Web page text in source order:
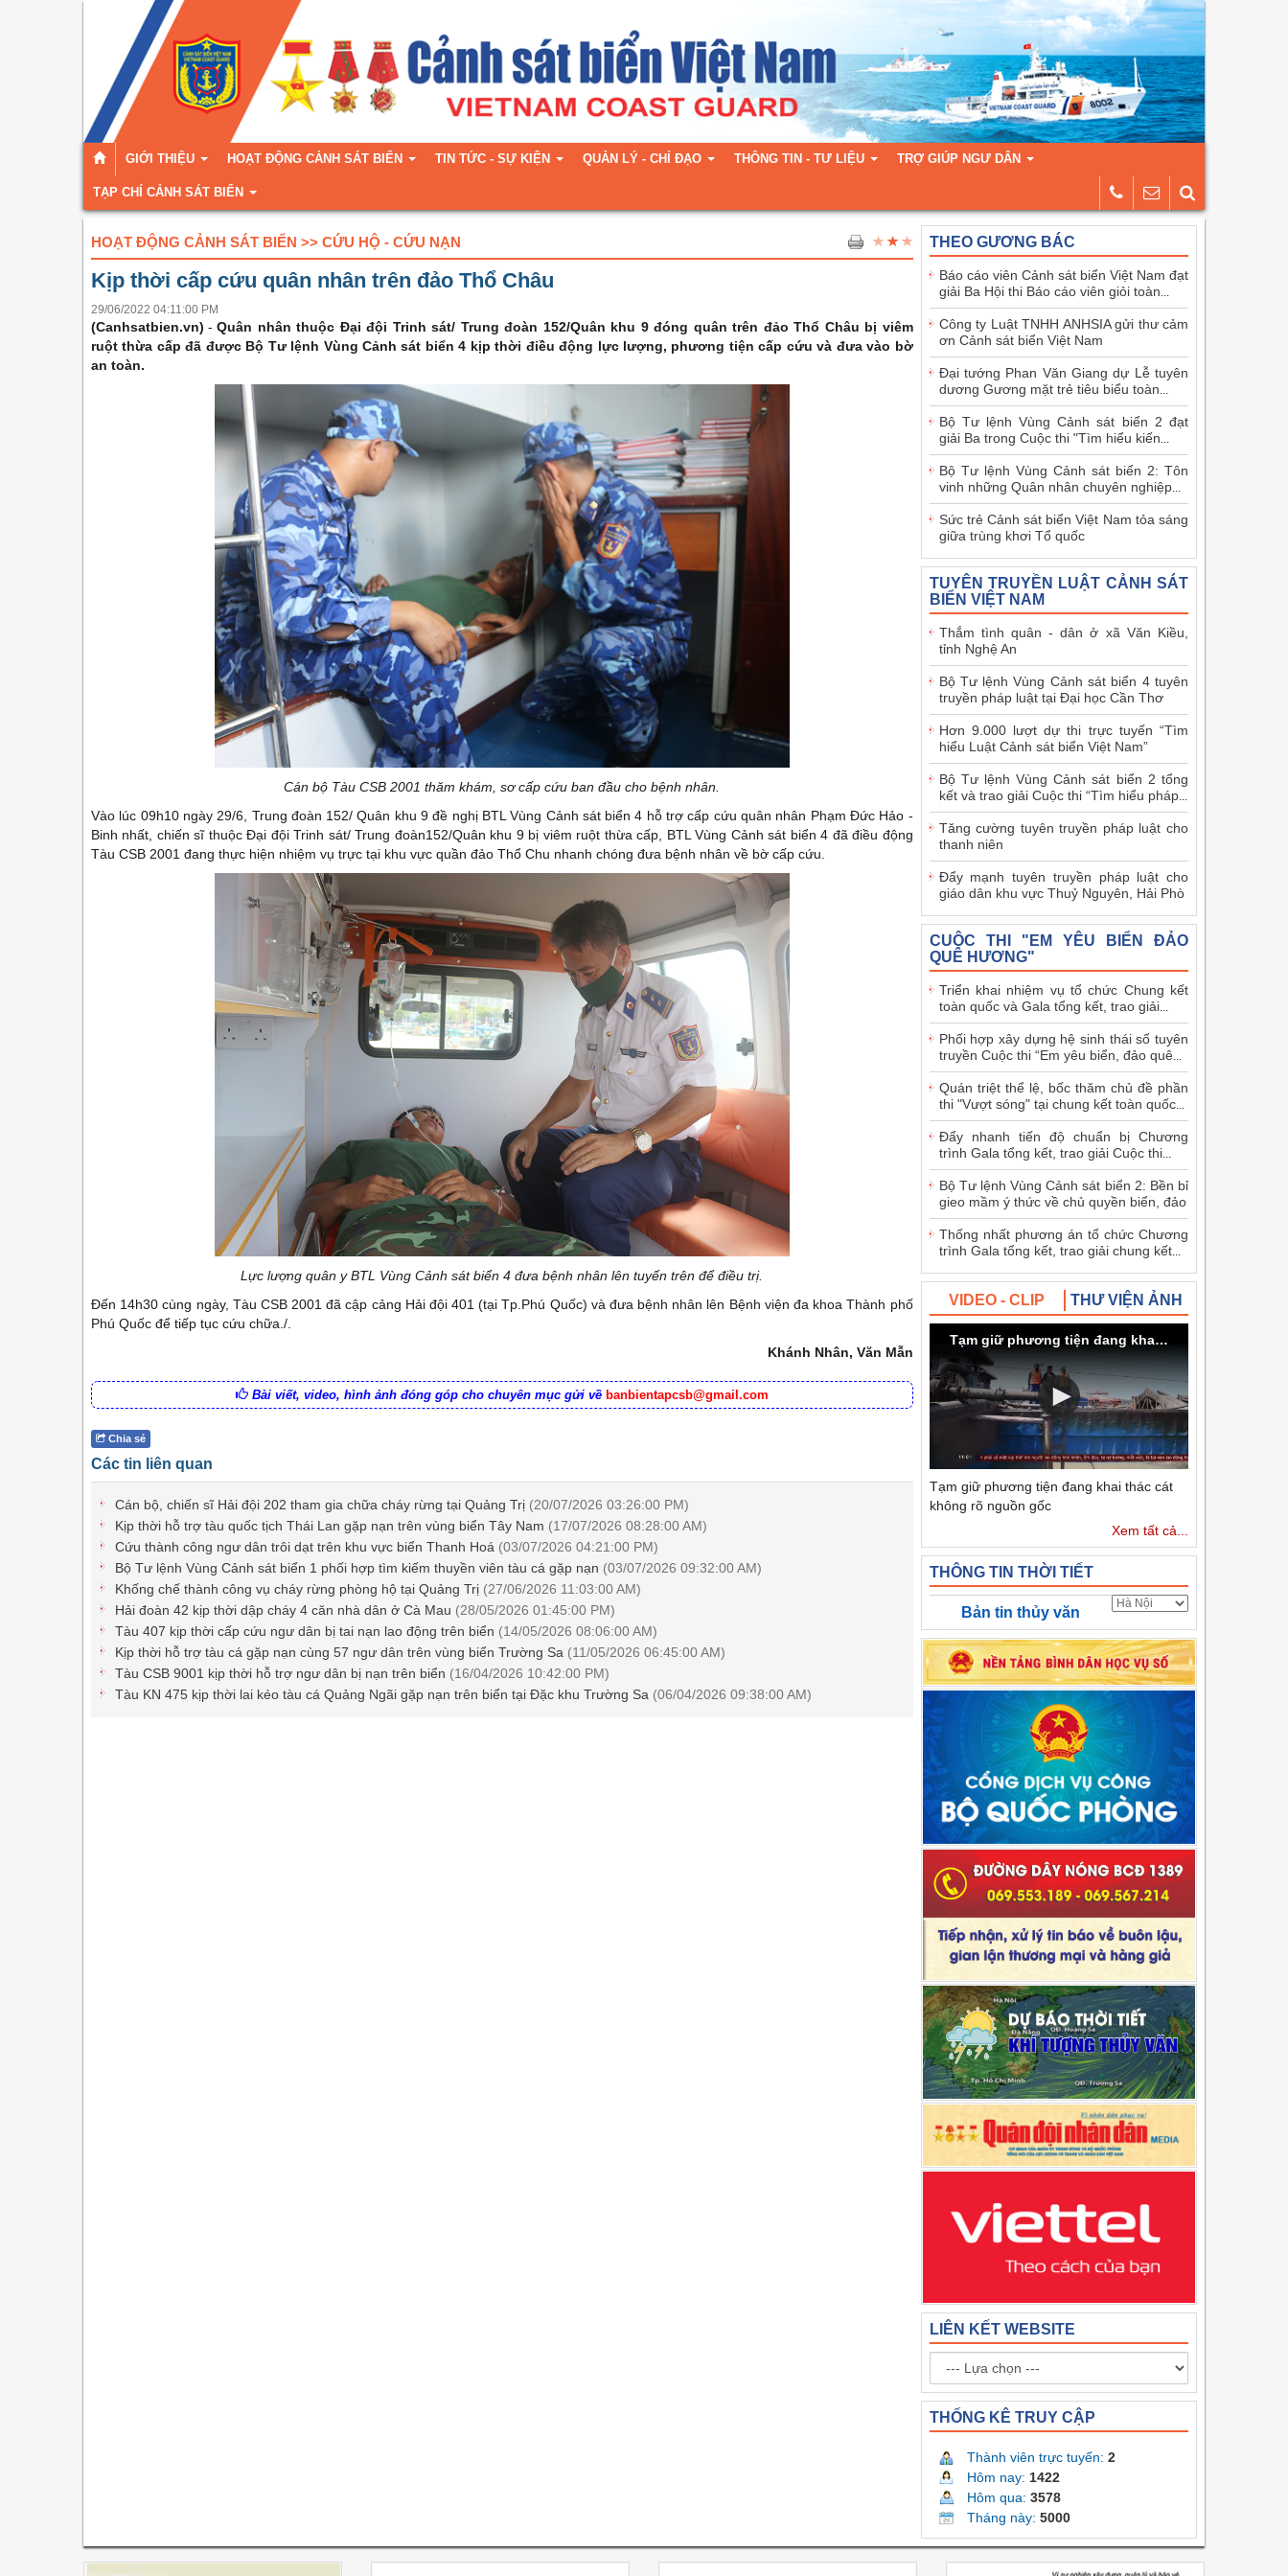
GIỚI THIỆU HOẠT ĐỘNG CẢNH SÁT BIỂN TIN TỨC - SỰ KIỆN QUẢN LÝ - CHỈ ĐẠO THÔNG TIN - TƯ LIỆU TRỢ GIÚP NGƯ DÂN
TẠP CHÍ CẢNH SÁT BIỂN
HOẠT ĐỘNG CẢNH SÁT BIỂN >> CỨU HỘ - CỨU NẠN
Kịp thời cấp cứu quân nhân trên đảo Thổ Châu
29/06/2022 04:11:00 PM
(Canhsatbien.vn) - Quân nhân thuộc Đại đội Trinh sát/ Trung đoàn 152/Quân khu 9 đóng quân trên đảo Thổ Châu bị viêm
ruột thừa cấp đã được Bộ Tư lệnh Vùng Cảnh sát biển 4 kịp thời điều động lực lượng, phương tiện cấp cứu và đưa vào bờ
an toàn.
Cán bộ Tàu CSB 2001 thăm khám, sơ cấp cứu ban đầu cho bệnh nhân.
Vào lúc 09h10 ngày 29/6, Trung đoàn 152/ Quân khu 9 đề nghị BTL Vùng Cảnh sát biển 4 hỗ trợ cấp cứu quân nhân Phạm Đức Hảo -
Binh nhất, chiến sĩ thuộc Đại đội Trinh sát/ Trung đoàn152/Quân khu 9 bị viêm ruột thừa cấp, BTL Vùng Cảnh sát biển 4 đã điều động
Tàu CSB 2001 đang thực hiện nhiệm vụ trực tại khu vực quần đảo Thổ Chu nhanh chóng đưa bệnh nhân về bờ cấp cứu.
Lực lượng quân y BTL Vùng Cảnh sát biển 4 đưa bệnh nhân lên tuyến trên để điều trị.
Đến 14h30 cùng ngày, Tàu CSB 2001 đã cập cảng Hải đội 401 (tại Tp.Phú Quốc) và đưa bệnh nhân lên Bệnh viện đa khoa Thành phố
Phú Quốc để tiếp tục cứu chữa./.
Khánh Nhân, Văn Mẫn
Bài viết, video, hình ảnh đóng góp cho chuyên mục gửi về banbientapcsb@gmail.com
Chia sẻ
Các tin liên quan
Cán bộ, chiến sĩ Hải đội 202 tham gia chữa cháy rừng tại Quảng Trị (20/07/2026 03:26:00 PM)
Kịp thời hỗ trợ tàu quốc tịch Thái Lan gặp nạn trên vùng biển Tây Nam (17/07/2026 08:28:00 AM)
Cứu thành công ngư dân trôi dạt trên khu vực biển Thanh Hoá (03/07/2026 04:21:00 PM)
Bộ Tư lệnh Vùng Cảnh sát biển 1 phối hợp tìm kiếm thuyền viên tàu cá gặp nạn (03/07/2026 09:32:00 AM)
Khống chế thành công vụ cháy rừng phòng hộ tại Quảng Trị (27/06/2026 11:03:00 AM)
Hải đoàn 42 kịp thời dập cháy 4 căn nhà dân ở Cà Mau (28/05/2026 01:45:00 PM)
Tàu 407 kịp thời cấp cứu ngư dân bị tai nạn lao động trên biển (14/05/2026 08:06:00 AM)
Kịp thời hỗ trợ tàu cá gặp nạn cùng 57 ngư dân trên vùng biển Trường Sa (11/05/2026 06:45:00 AM)
Tàu CSB 9001 kịp thời hỗ trợ ngư dân bị nạn trên biển (16/04/2026 10:42:00 PM)
Tàu KN 475 kịp thời lai kéo tàu cá Quảng Ngãi gặp nạn trên biển tại Đặc khu Trường Sa (06/04/2026 09:38:00 AM)
THEO GƯƠNG BÁC
Báo cáo viên Cảnh sát biển Việt Nam đạt
giải Ba Hội thi Báo cáo viên giỏi toàn
Công ty Luật TNHH ANHSIA gửi thư cảm
ơn Cảnh sát biển Việt Nam
Đại tướng Phan Văn Giang dự Lễ tuyên
dương Gương mặt trẻ tiêu biểu toàn
Bộ Tư lệnh Vùng Cảnh sát biển 2 đạt
giải Ba trong Cuộc thi "Tìm hiểu kiến
Bộ Tư lệnh Vùng Cảnh sát biển 2: Tôn
vinh những Quân nhân chuyên nghiệp...
Sức trẻ Cảnh sát biển Việt Nam tỏa sáng
giữa trùng khơi Tổ quốc
TUYÊN TRUYỀN LUẬT CẢNH SÁT
BIỂN VIỆT NAM
Thắm tình quân - dân ở xã Văn Kiều,
tỉnh Nghệ An
Bộ Tư lệnh Vùng Cảnh sát biển 4 tuyên
truyền pháp luật tại Đại học Cần Thơ
Hơn 9.000 lượt dự thi trực tuyến “Tìm
hiểu Luật Cảnh sát biển Việt Nam”
Bộ Tư lệnh Vùng Cảnh sát biển 2 tổng
kết và trao giải Cuộc thi “Tìm hiểu pháp...
Tăng cường tuyên truyền pháp luật cho
thanh niên
Đẩy mạnh tuyên truyền pháp luật cho
giáo dân khu vực Thuỷ Nguyên, Hải Phò
CUỘC THI "EM YÊU BIỂN ĐẢO
QUÊ HƯƠNG"
Triển khai nhiệm vụ tổ chức Chung kết
toàn quốc và Gala tổng kết, trao giải...
Phối hợp xây dựng hệ sinh thái số tuyên
truyền Cuộc thi “Em yêu biển, đảo quê...
Quán triệt thể lệ, bốc thăm chủ đề phần
thi "Vượt sóng" tại chung kết toàn quốc...
Đẩy nhanh tiến độ chuẩn bị Chương
trình Gala tổng kết, trao giải Cuộc thi...
Bộ Tư lệnh Vùng Cảnh sát biển 2: Bền bỉ
gieo mầm ý thức về chủ quyền biển, đảo
Thống nhất phương án tổ chức Chương
trình Gala tổng kết, trao giải chung kết...
VIDEO - CLIP THƯ VIỆN ẢNH
Tạm giữ phương tiện đang khai thác cát không rõ nguồn gốc
Tạm giữ phương tiện đang khai thác cát
không rõ nguồn gốc
Xem tất cả...
THÔNG TIN THỜI TIẾT
Bản tin thủy văn
LIÊN KẾT WEBSITE
THỐNG KÊ TRUY CẬP
Thành viên trực tuyến: 2
Hôm nay: 1422
Hôm qua: 3578
Tháng này: 5000